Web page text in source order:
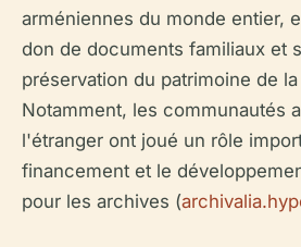
arméniennes du monde entier,
don de documents familiaux et
préservation du patrimoine de
Notamment, les communautés
l'étranger ont joué un rôle
financement et le
pour les archives (